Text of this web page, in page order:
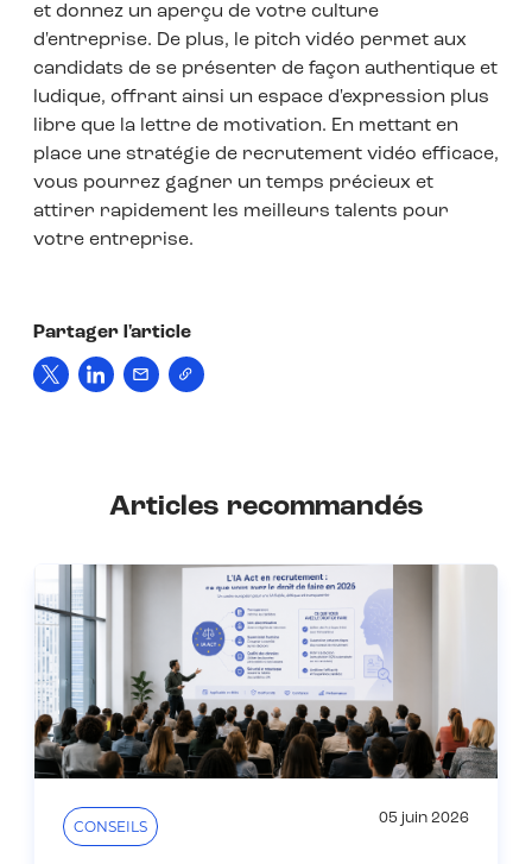
Partager l'article
et donnez un aperçu de votre culture
d'entreprise. De plus, le pitch vidéo permet aux
candidats de se présenter de façon authentique et
ludique, offrant ainsi un espace d'expression plus
libre que la lettre de motivation. En mettant en
place une stratégie de recrutement vidéo efficace,
vous pourrez gagner un temps précieux et
attirer rapidement les meilleurs talents pour
votre entreprise.
Articles recommandés
CONSEILS 05 juin 2026